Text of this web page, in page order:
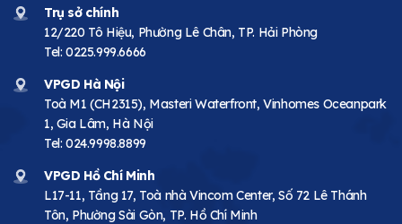
Trụ sở chính
12/220 Tô Hiệu, Phường Lê Chân, TP. Hải Phòng
Tel: 0225.999.6666
VPGD Hà Nội
Toà M1 (CH2315), Masteri Waterfront, Vinhomes Oceanpark
1, Gia Lâm, Hà Nội
Tel: 024.9998.8899
VPGD Hồ Chí Minh
L17-11, Tầng 17, Toà nhà Vincom Center, Số 72 Lê Thánh
Tôn, Phường Sài Gòn, TP. Hồ Chí Minh